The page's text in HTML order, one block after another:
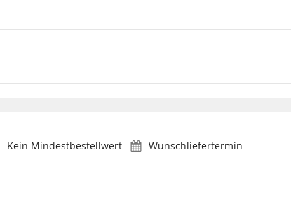
Kein Mindestbestellwert Wunschliefertermin